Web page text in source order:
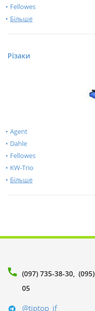
Fellowes
Більше
Різаки
Agent
Dahle
Fellowes
KW-Trio
Більше
(097) 735-38-30
05
@tiptop_if